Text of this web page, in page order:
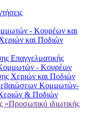
- Κουρέων και
και Ποδιών
Επαγγελματικής
Κομμωτών - Κουρέων
Χεριών και Ποδιών
Κομμωτών-
& Ποδιών
«Προσωπικό ιδιωτικής